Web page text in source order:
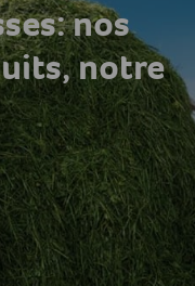
nos
notre